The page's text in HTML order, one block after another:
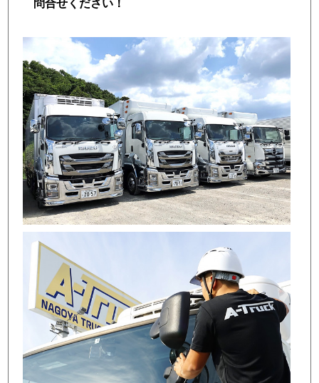
問合せください！
店舗写真2
店舗写真3